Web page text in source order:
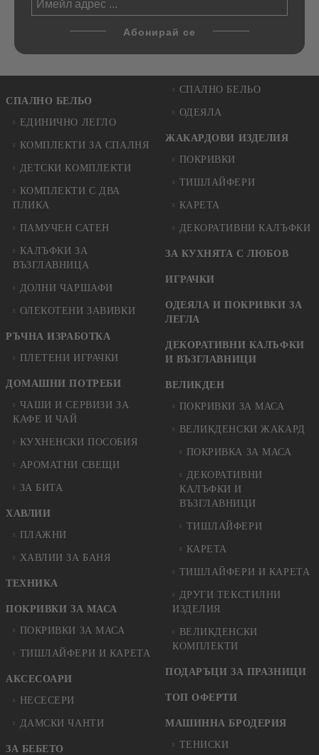
СПАЛНО БЕЛЬО
ЕДИНИЧНО ЛЕГЛО
КОМПЛЕКТИ ЗА СПАЛНЯ
ДЕТСКИ КОМПЛЕКТИ
КОМПЛЕКТИ С ДВА
ПЛИКА
ПАМУЧЕН САТЕН
КАЛЪФКИ ЗА
ВЪЗГЛАВНИЦА
ДОЛНИ ЧАРШАФИ
ОЛЕКОТЕНИ ЗАВИВКИ
РЪЧНА ИЗРАБОТКА
ПЛЕТЕНИ ИГРАЧКИ
ДОМАШНИ ПОТРЕБИ
ЧАШИ И СЕРВИЗИ ЗА
КАФЕ И ЧАЙ
КУХНЕНСКИ ПОСОБИЯ
АРОМАТНИ СВЕЩИ
ЗА БИТА
ХАВЛИИ
ПЛАЖНИ
ХАВЛИИ ЗА БАНЯ
ТЕХНИКА
ПОКРИВКИ ЗА МАСА
ПОКРИВКИ ЗА МАСА
ТИШЛАЙФЕРИ И КАРЕТА
АКСЕСОАРИ
НЕСЕСЕРИ
ДАМСКИ ЧАНТИ
ЗА БЕБЕТО
СПАЛНО БЕЛЬО
ОДЕЯЛА
ЖАКАРДОВИ ИЗДЕЛИЯ
ПОКРИВКИ
ТИШЛАЙФЕРИ
КАРЕТА
ДЕКОРАТИВНИ КАЛЪФКИ
ЗА КУХНЯТА С ЛЮБОВ
ИГРАЧКИ
ОДЕЯЛА И ПОКРИВКИ ЗА
ЛЕГЛА
ДЕКОРАТИВНИ КАЛЪФКИ
И ВЪЗГЛАВНИЦИ
ВЕЛИКДЕН
ПОКРИВКИ ЗА МАСА
ВЕЛИКДЕНСКИ ЖАКАРД
ПОКРИВКА ЗА МАСА
ДЕКОРАТИВНИ
КАЛЪФКИ И
ВЪЗГЛАВНИЦИ
ТИШЛАЙФЕРИ
КАРЕТА
ТИШЛАЙФЕРИ И КАРЕТА
ДРУГИ ТЕКСТИЛНИ
ИЗДЕЛИЯ
ВЕЛИКДЕНСКИ
КОМПЛЕКТИ
ПОДАРЪЦИ ЗА ПРАЗНИЦИ
ТОП ОФЕРТИ
МАШИННА БРОДЕРИЯ
ТЕНИСКИ